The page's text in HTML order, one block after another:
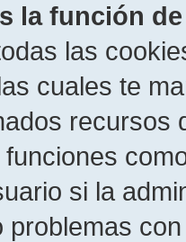
la función
las
cuales te
recursos
si la
problemas